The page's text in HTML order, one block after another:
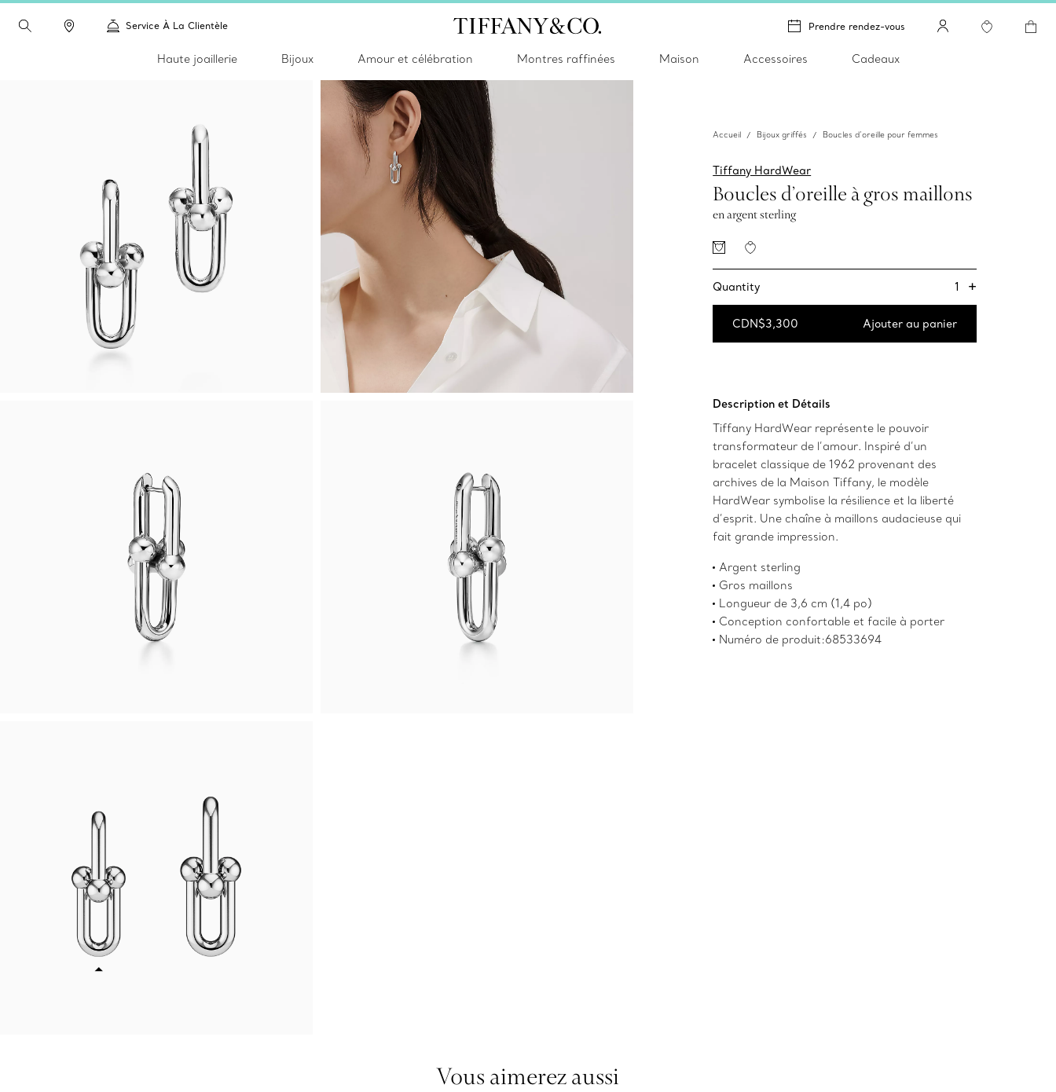
Service À La Clientèle Prendre rendez-vous
Haute joaillerie Bijoux Amour et célébration Montres raffinées Maison Accessoires Cadeaux
Accueil Bijoux griffés Boucles d’oreille pour femmes
Tiffany HardWear
Boucles d’oreille à gros maillons
en argent sterling
Quantity 1 +
CDN$3,300 Ajouter au panier
Description et Détails
Tiffany HardWear représente le pouvoir
transformateur de l’amour. Inspiré d’un
bracelet classique de 1962 provenant des
archives de la Maison Tiffany, le modèle
HardWear symbolise la résilience et la liberté
d’esprit. Une chaîne à maillons audacieuse qui
fait grande impression.
Argent sterling
Gros maillons
Longueur de 3,6 cm (1,4 po)
Conception confortable et facile à porter
Numéro de produit:68533694
Vous aimerez aussi